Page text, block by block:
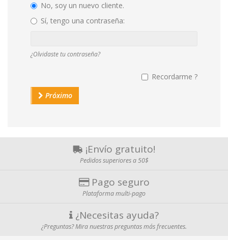
No, soy un nuevo cliente.
Sí, tengo una contraseña:
introduce
¿Olvidaste tu contraseña?
Recordarme ?
Próximo
¡Envío gratuito!
Pedidos superiores a 50$
Pago seguro
Plataforma multi-pago
¿Necesitas ayuda?
¿Preguntas? Mira nuestras preguntas más frecuentes.